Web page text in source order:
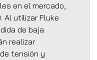
en el mercado,
Al utilizar Fluke
de baja
realizar
tensión y